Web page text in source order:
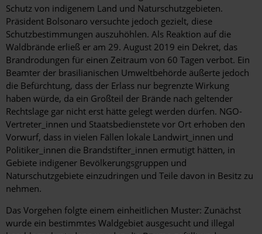
Schutz von indigenem Land und Naturschutzgebieten.
Präsident Bolsonaro versuchte jedoch gezielt, diese
Schutzbestimmungen auszuhöhlen. Als Reaktion auf die
Waldbrände erließ er am 29. August 2019 ein Dekret, das
Brandrodungen für einen Zeitraum von 60 Tagen verbot. Ein
Beamter der brasilianischen Umweltbehörde äußerte jedoch
die Befürchtung, dass der Erlass nur begrenzte Wirkung
haben würde, da ein Großteil der Brände nach geltender
Rechtslage gar nicht erst hätte gelegt werden dürfen. NGO-
Vertreter_innen und Staatsbedienstete vor Ort erhoben den
Vorwurf, dass in vielen Fällen lokale Landwirt_innen und
Politiker_innen die Brandstifter_innen ermutigt hätten, in
Gebiete indigener Bevölkerungsgruppen und
Naturschutzgebiete einzudringen und Teile davon in Besitz zu
nehmen.
Das Vorgehen folgte einem einheitlichen Muster: Zunächst
wurde ein bestimmtes Waldgebiet ausgesucht und illegal